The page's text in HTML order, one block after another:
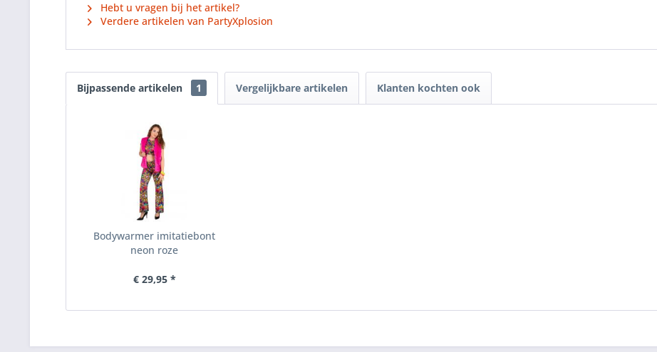
Hebt u vragen bij het artikel?
Verdere artikelen van PartyXplosion
Bijpassende artikelen 1 Vergelijkbare artikelen Klanten kochten ook
Bodywarmer imitatiebont
neon roze
€ 29,95 *